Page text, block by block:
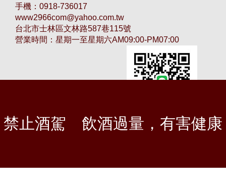
手機： 0918-736017
www2966com@yahoo.com.tw
台北市士林區文林路587巷115號
營業時間：星期一至星期六AM09:00-PM07:00
禁止酒駕 飲酒過量，有害健康